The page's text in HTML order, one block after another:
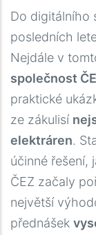
Do digitálního
posledních
Nejdále v
společnost
praktické
ze zákulisí
elektráren.
účinné řešení,
ČEZ začaly
největší
přednášek